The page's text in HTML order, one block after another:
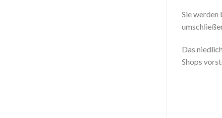
Sie werden
Das
Shops